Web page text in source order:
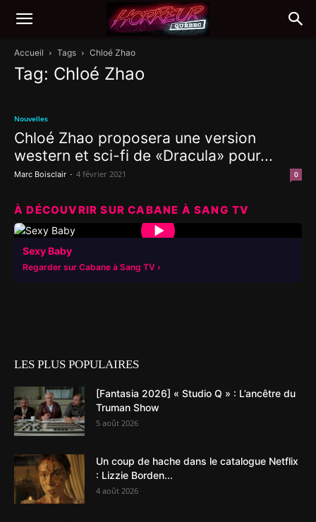
Accueil Tags Chloé Zhao
Tag: Chloé Zhao
Nouvelles
Chloé Zhao proposera une version
western et sci-fi de «Dracula» pour...
Marc Boisclair - 4 février 2021 0
À DÉCOUVRIR SUR CABANE À SANG TV
▶
Sexy Baby
Regarder sur Cabane à Sang TV
LES PLUS POPULAIRES
[Fantasia 2026] « Studio Q » : L’ancêtre du
Truman Show
5 août 2026
Un coup de hache dans le catalogue Netflix
: Lizzie Borden...
4 août 2026